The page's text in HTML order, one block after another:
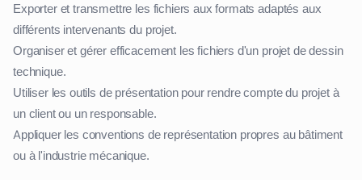
Exporter et transmettre les fichiers aux formats adaptés aux
différents intervenants du projet.
Organiser et gérer efficacement les fichiers d'un projet de dessin
technique.
Utiliser les outils de présentation pour rendre compte du projet à
un client ou un responsable.
Appliquer les conventions de représentation propres au bâtiment
ou à l'industrie mécanique.